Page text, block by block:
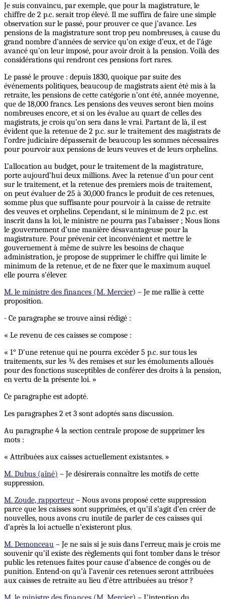
Je suis convaincu, par exemple, que pour la magistrature, le
chiffre de 2 p.c. serait trop élevé. Il me suffira de faire une simple
observation sur le passé, pour prouver ce que j’avance. Les
pensions de la magistrature sont trop peu nombreuses, à cause du
grand nombre d’années de service qu’on exige d’eux, et de l’âge
avancé qu’on leur imposé, pour avoir droit à la pension. Voilà des
considérations qui rendront ces pensions fort rares.
Le passé le prouve : depuis 1830, quoique par suite des
événements politiques, beaucoup de magistrats aient été mis à la
retraite, les pensions de cette catégorie n’ont été, année moyenne,
que de 18,000 francs. Les pensions des veuves seront bien moins
nombreuses encore, et si on les évalue au quart de celles des
magistrats, je crois qu’on sera dans le vrai. Partant de là, il est
évident que la retenue de 2 p.c. sur le traitement des magistrats de
l’ordre judiciaire dépasserait de beaucoup les sommes nécessaires
pour pourvoir aux pensions de leurs veuves et de leurs orphelins.
L’allocation au budget, pour le traitement de la magistrature,
porte aujourd’hui deux millions. Avec la retenue d’un pour cent
sur le traitement, et la retenue des premiers mois de traitement,
on peut évaluer de 25 à 30,000 francs le produit de ces retenues,
somme plus que suffisante pour pourvoir à la caisse de retraite
des veuves et orphelins. Cependant, si le minimum de 2 p.c. est
inscrit dans la loi, le ministre ne pourra pas l’abaisser ; Nous lions
le gouvernement d’une manière désavantageuse pour la
magistrature. Pour prévenir cet inconvénient et mettre le
gouvernement à même de suivre les besoins de chaque
administration, je propose de supprimer le chiffre qui limite le
minimum de la retenue, et de ne fixer que le maximum auquel
elle pourra s’élever.
M. le ministre des finances (M. Mercier) – Je me rallie à cette
proposition.
- Ce paragraphe se trouve ainsi rédigé :
« Le revenu de ces caisses se compose :
« 1° D’une retenue qui ne pourra excéder 5 p.c. sur tous les
traitements, sur les ¾ des remises et sur les émoluments alloués
pour des fonctions susceptibles de conférer des droits à la pension,
en vertu de la présente loi. »
Ce paragraphe est adopté.
Les paragraphes 2 et 3 sont adoptés sans discussion.
Au paragraphe 4 la section centrale propose de supprimer les
mots :
« Attribuées aux caisses actuellement existantes. »
M. Dubus (aîné) – Je désirerais connaître les motifs de cette
suppression.
M. Zoude, rapporteur– Nous avons proposé cette suppression
parce que les caisses sont supprimées, et qu’il s’agit d’en créer de
nouvelles, nous avons cru inutile de parler de ces caisses qui
d’après la loi actuelle n’existeront plus.
M. Demonceau – Je ne sais si je suis dans l’erreur, mais je crois me
souvenir qu’il existe des règlements qui font tomber dans le trésor
public les retenues faites pour cause d’absence de congés ou de
punition. Entend-on qu’à l’avenir ces retenues seront attribuées
aux caisses de retraite au lieu d’être attribuées au trésor ?